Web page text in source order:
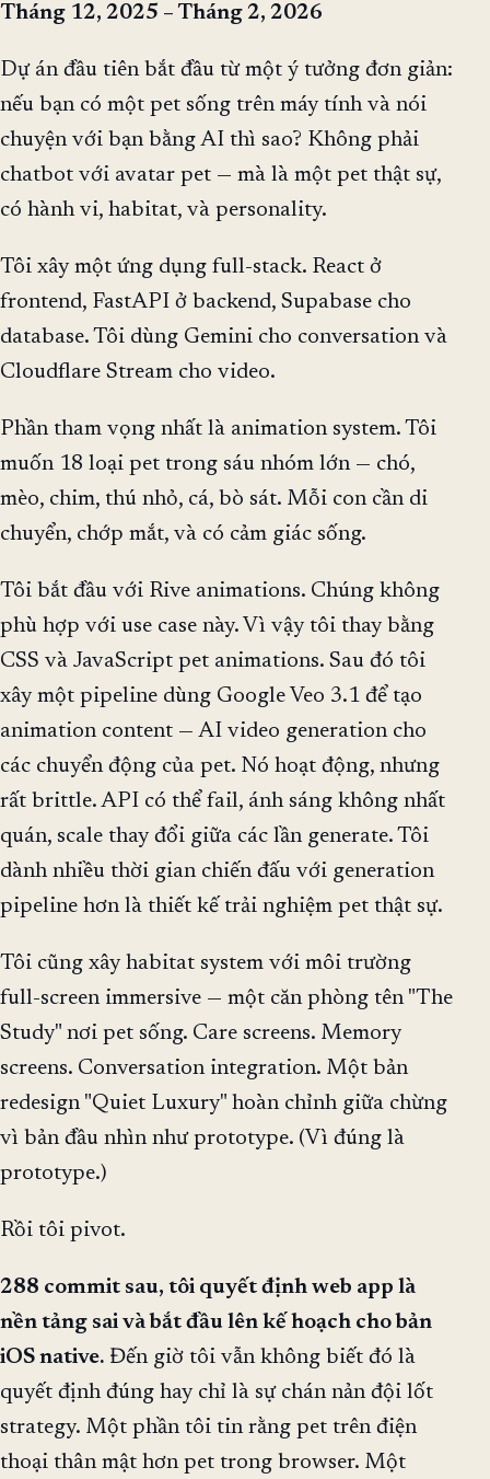
Tháng 12, 2025 – Tháng 2, 2026
Dự án đầu tiên bắt đầu từ một ý tưởng đơn giản:
nếu bạn có một pet sống trên máy tính và nói
chuyện với bạn bằng AI thì sao? Không phải
chatbot với avatar pet — mà là một pet thật sự,
có hành vi, habitat, và personality.
Tôi xây một ứng dụng full-stack. React ở
frontend, FastAPI ở backend, Supabase cho
database. Tôi dùng Gemini cho conversation và
Cloudflare Stream cho video.
Phần tham vọng nhất là animation system. Tôi
muốn 18 loại pet trong sáu nhóm lớn — chó,
mèo, chim, thú nhỏ, cá, bò sát. Mỗi con cần di
chuyển, chớp mắt, và có cảm giác sống.
Tôi bắt đầu với Rive animations. Chúng không
phù hợp với use case này. Vì vậy tôi thay bằng
CSS và JavaScript pet animations. Sau đó tôi
xây một pipeline dùng Google Veo 3.1 để tạo
animation content — AI video generation cho
các chuyển động của pet. Nó hoạt động, nhưng
rất brittle. API có thể fail, ánh sáng không nhất
quán, scale thay đổi giữa các lần generate. Tôi
dành nhiều thời gian chiến đấu với generation
pipeline hơn là thiết kế trải nghiệm pet thật sự.
Tôi cũng xây habitat system với môi trường
full-screen immersive — một căn phòng tên "The
Study" nơi pet sống. Care screens. Memory
screens. Conversation integration. Một bản
redesign "Quiet Luxury" hoàn chỉnh giữa chừng
vì bản đầu nhìn như prototype. (Vì đúng là
prototype.)
Rồi tôi pivot.
288 commit sau, tôi quyết định web app là
nền tảng sai và bắt đầu lên kế hoạch cho bản
iOS native. Đến giờ tôi vẫn không biết đó là
quyết định đúng hay chỉ là sự chán nản đội lốt
strategy. Một phần tôi tin rằng pet trên điện
thoại thân mật hơn pet trong browser. Một